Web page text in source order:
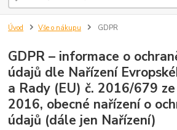
Úvod Vše o nákupu GDPR
GDPR – informace o
údajů dle Nařízení
a Rady (EU) č. 2016/679
2016, obecné nařízení o
údajů (dále jen Nařízení)